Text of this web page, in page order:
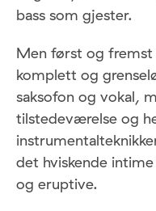
bass som gjester.
Men først og
komplett og
saksofon og vokal,
tilstedeværelse og
det hviskende
og eruptive.